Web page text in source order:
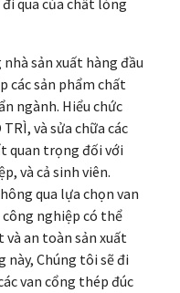
qua của chất lỏng
sản xuất hàng đầu
các sản phẩm chất
ngành. Hiểu chức
và sửa chữa các
quan trọng đối với
và cả sinh viên.
qua lựa chọn van
nghiệp có thể
và an toàn sản xuất
Chúng tôi sẽ đi
van cổng thép đúc